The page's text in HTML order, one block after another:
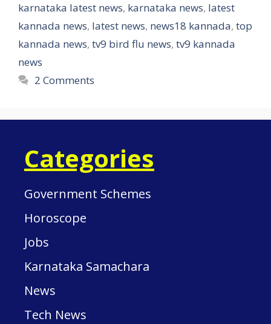
karnataka latest news, karnataka news, latest
kannada news, latest news, news18 kannada, top
kannada news, tv9 bird flu news, tv9 kannada
news
2 Comments
Categories
Government Schemes
Horoscope
Jobs
Karnataka Samachara
News
Tech News